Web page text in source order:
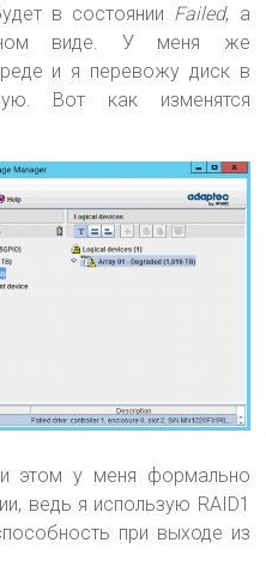
в состоянии Failed, а
виде. У меня же
и я перевожу диск в
Вот как изменятся
этом у меня формально
ведь я использую RAID1
при выходе из